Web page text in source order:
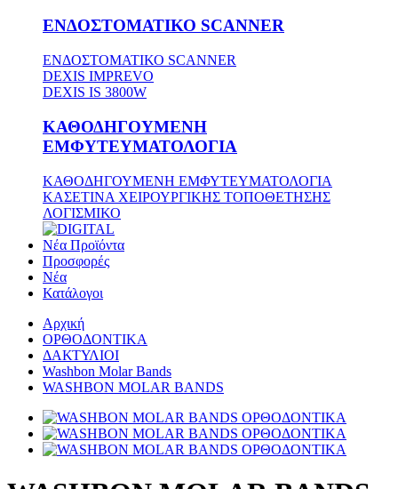
ΕΝΔΟΣΤΟΜΑΤΙΚΟ SCANNER
ΕΝΔΟΣΤΟΜΑΤΙΚΟ SCANNER
DEXIS IMPREVO
DEXIS IS 3800W
ΚΑΘΟΔΗΓΟΥΜΕΝΗ
ΕΜΦΥΤΕΥΜΑΤΟΛΟΓΙΑ
ΚΑΘΟΔΗΓΟΥΜΕΝΗ ΕΜΦΥΤΕΥΜΑΤΟΛΟΓΙΑ
ΚΑΣΕΤΙΝΑ ΧΕΙΡΟΥΡΓΙΚΗΣ ΤΟΠΟΘΕΤΗΣΗΣ
ΛΟΓΙΣΜΙΚΟ
Νέα Προϊόντα
Προσφορές
Νέα
Κατάλογοι
Αρχική
ΟΡΘΟΔΟΝΤΙΚΑ
ΔΑΚΤΥΛΙΟΙ
Washbon Molar Bands
WASHBON MOLAR BANDS